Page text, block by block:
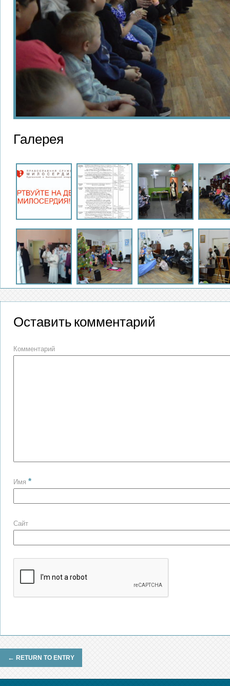
Галерея
Оставить комментарий
Комментарий
Имя *
Сайт
← RETURN TO ENTRY